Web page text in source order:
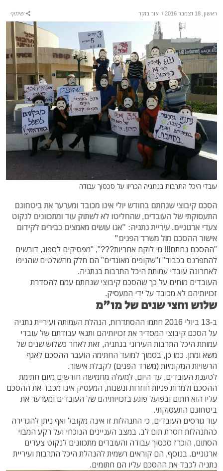
ראשון, 18 דצמבר 2016 / אור בוקר שיתוף
עובדי היכל התרבות בנתניה הכריזו על סכסוך עבודה
הסכם קיבוצי שנחתם בחודש יולי אינו מכובד ומערער את ביטחונם
התעסוקתי של העובדים, שהחליטו לא לשתוק עוד ומתכוונים לנקוט
צעדי ארגוניים. עיריית נתניה: "אנו עושים מאמצים כבירים לקידום
אישור ההסכם מול משרד הפנים"
"ההסכם נחתם!!! מי לוקח אחריות???", "מפסיקים לספוג, דורשים
להתפרנס בכבוד" ו"שקופים מאוגדים" הם חלק מהשלטים שהניפו
לאחרונה עובדי עמותת היכל התרבות בנתניה.
העובדים מוחים על כך שהסכם קיבוצי שנחתם עמם להסדרת
זכויותיהם לא מכובד על ידי המעסיק.
שלוש וחצי שנים של מו"מ
ב-13 ביולי 2016 חתמו ההסתדרות, הנהלת העמותה ועיריית נתניה
על הסכם קיבוצי המסדיר את זכויותיהם ותנאי עבודתם של עובדי
עמותת היכל התרבות העירוני בנתניה, זאת לאחר כשלוש שנים של
משא ומתן. כמו כן, בסמוך למועד החתימה הועבר ההסכם לאגף
הרשויות המקומיות (משרד הפנים) לקבלת אישור.
לטענת העובדים, עד היום, למעלה מחמישה חודשים מיום חתימת
ההסכם ולמרות פניות חוזרות ונשנות, המעסיק אינו מכבד את ההסכם
עליו הוא חתום ובפועל פוגע בזכויותיהם של העובדים ומערער את
ביטחונם התעסוקתי.
עוד גורסים העובדים, כי התנהלות זו אינה מקובל ואף ניתן להגדירה
כהתנהלות חסרת תום לב. במצב העניינים הנוכחי ועל רקע המבוי
הסתום, הוכרז סכסוך עבודה והעובדים מתכוונים לנקוט צעדים
ארגוניים. בנוסף, הם קוראים רשמית להנהלת היכל התרבות ועיריית
נתניה לכבד את ההסכם עליו הם חתומים.